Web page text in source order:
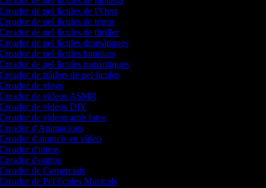
de pel·lícules de l’Oest
de pel·lícules de terror
de pel·lícules de thriller
de pel·lícules dramàtiques
de pel·lícules familiars
de pel·lícules romàntiques
de tràilers de pel·lícules
de vlogs
de vídeos ASMR
de vídeos DIY
de vídeos amb fotos
d'Animacions
d'anuncis en vídeo
d'intros
d'outros
de Comercials
de Pel·lícules Musicals